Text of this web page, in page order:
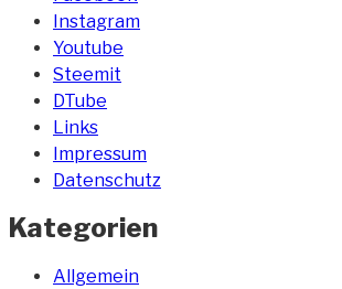
Instagram
Youtube
Steemit
DTube
Links
Impressum
Datenschutz
Kategorien
Allgemein